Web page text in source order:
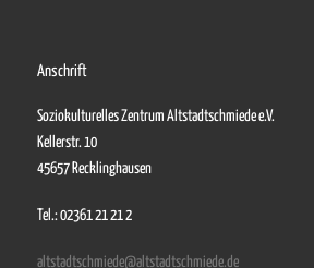
Anschrift
Soziokulturelles Zentrum Altstadtschmiede e.V.
Kellerstr. 10
45657 Recklinghausen
Tel.: 02361 21 21 2
altstadtschmiede@altstadtschmiede.de